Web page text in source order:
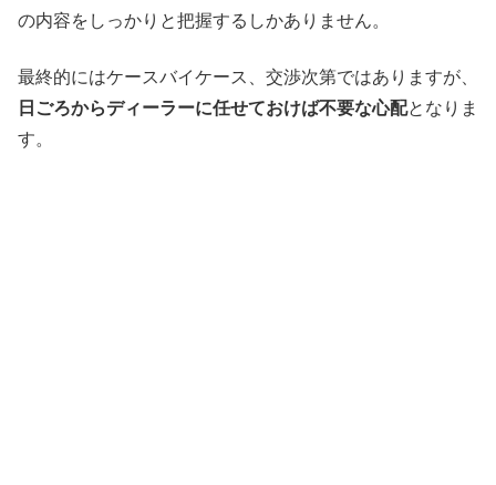
の内容をしっかりと把握するしかありません。
最終的にはケースバイケース、交渉次第ではありますが、
日ごろからディーラーに任せておけば不要な心配となりま
す。